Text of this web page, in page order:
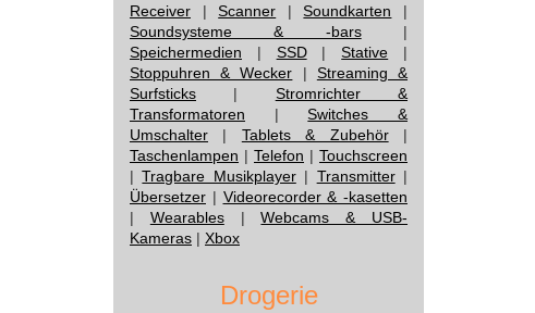
Receiver |Scanner |Soundkarten |
Soundsysteme & -bars|
Speichermedien | SSD|Stative |
Stoppuhren & Wecker | Streaming &
Surfsticks | Stromrichter &
Transformatoren |Switches &
Umschalter | Tablets & Zubehör|
Taschenlampen | Telefon | Touchscreen
|Tragbare Musikplayer| Transmitter|
Übersetzer | Videorecorder & -kasetten
| Wearables|Webcams & USB-
Kameras | Xbox
Drogerie